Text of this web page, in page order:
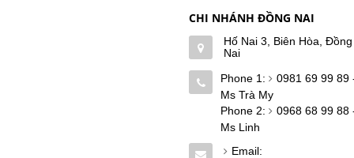
CHI NHÁNH ĐỒNG NAI
Hố Nai 3, Biên Hòa, Đồng
Nai
Phone 1:
0981 69 99 89
Ms Trà My
Phone 2:
0968 68 99 88
Ms Linh
Email: